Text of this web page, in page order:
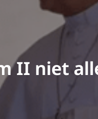
II niet